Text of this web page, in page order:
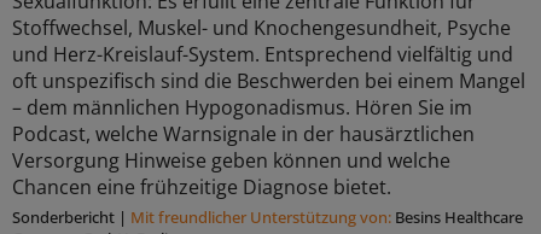
Stoffwechsel, Muskel- und Knochengesundheit, Psyche
und Herz-Kreislauf-System. Entsprechend vielfältig und
oft unspezifisch sind die Beschwerden bei einem Mangel
– dem männlichen Hypogonadismus. Hören Sie im
Podcast, welche Warnsignale in der hausärztlichen
Versorgung Hinweise geben können und welche
Chancen eine frühzeitige Diagnose bietet.
Sonderbericht | Mit freundlicher Unterstützung von: Besins Healthcare